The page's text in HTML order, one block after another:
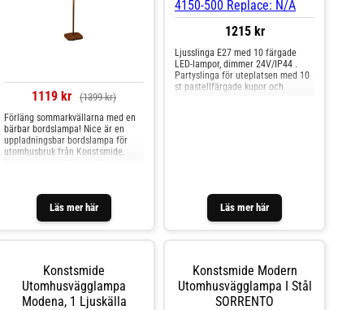
1119 kr (1399 kr)
Läs mer här
Förläng sommarkvällarna med en
bärbar bordslampa! Nice är en
uppladningsbar bordslampa för
utomhusbruk från Konstsmide.
Gnosjö och har idag en stor,
modern anläggning där. De är en
av Europas största leverantörer av
1215 kr
Läs mer här
Ljusslinga E27 med 10 färgade
LED-lampor, dimmer 24V/IP44 .
Partyslinga för uteplatsen med 10
st pastellfärgade kupor och
Konstsmide
Utomhusvägglampa
Modena, 1 Ljuskälla
Konstsmide Modern
Utomhusvägglampa I Stål
SORRENTO